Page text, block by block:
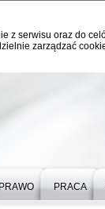
z serwisu oraz do
zarządzać
PRACA